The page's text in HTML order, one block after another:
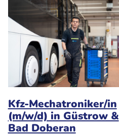
Kfz-Mechatroniker/in
(m/w/d) in Güstrow &
Bad Doberan